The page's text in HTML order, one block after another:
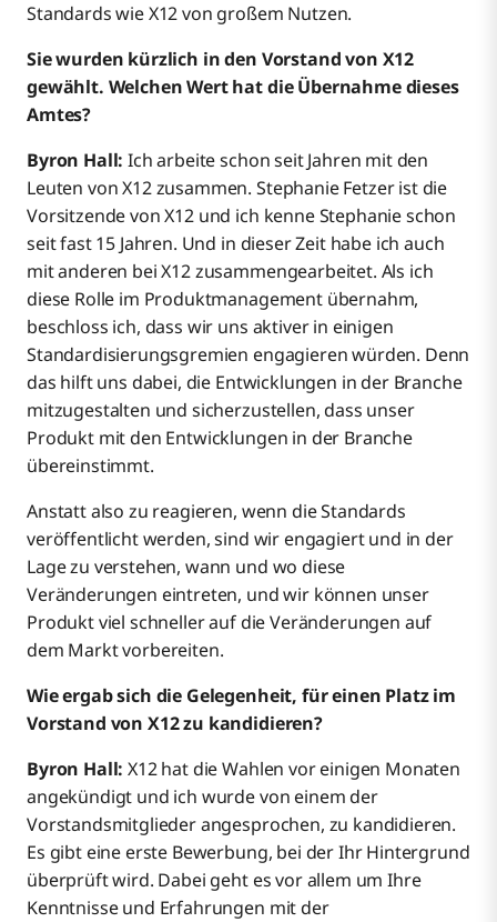
Standards wie X12 von großem Nutzen.
Sie wurden kürzlich in den Vorstand von X12
gewählt. Welchen Wert hat die Übernahme dieses
Amtes?
Byron Hall: Ich arbeite schon seit Jahren mit den
Leuten von X12 zusammen. Stephanie Fetzer ist die
Vorsitzende von X12 und ich kenne Stephanie schon
seit fast 15 Jahren. Und in dieser Zeit habe ich auch
mit anderen bei X12 zusammengearbeitet. Als ich
diese Rolle im Produktmanagement übernahm,
beschloss ich, dass wir uns aktiver in einigen
Standardisierungsgremien engagieren würden. Denn
das hilft uns dabei, die Entwicklungen in der Branche
mitzugestalten und sicherzustellen, dass unser
Produkt mit den Entwicklungen in der Branche
übereinstimmt.
Anstatt also zu reagieren, wenn die Standards
veröffentlicht werden, sind wir engagiert und in der
Lage zu verstehen, wann und wo diese
Veränderungen eintreten, und wir können unser
Produkt viel schneller auf die Veränderungen auf
dem Markt vorbereiten.
Wie ergab sich die Gelegenheit, für einen Platz im
Vorstand von X12 zu kandidieren?
Byron Hall: X12 hat die Wahlen vor einigen Monaten
angekündigt und ich wurde von einem der
Vorstandsmitglieder angesprochen, zu kandidieren.
Es gibt eine erste Bewerbung, bei der Ihr Hintergrund
überprüft wird. Dabei geht es vor allem um Ihre
Kenntnisse und Erfahrungen mit der